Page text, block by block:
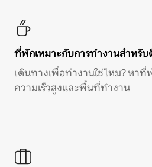
ที่พักเหมาะกับการทำงานสำหรับ
เดินทางเพื่อทำงานใช่ไหม? หาที่
ความเร็วสูงและพื้นที่ทำงาน